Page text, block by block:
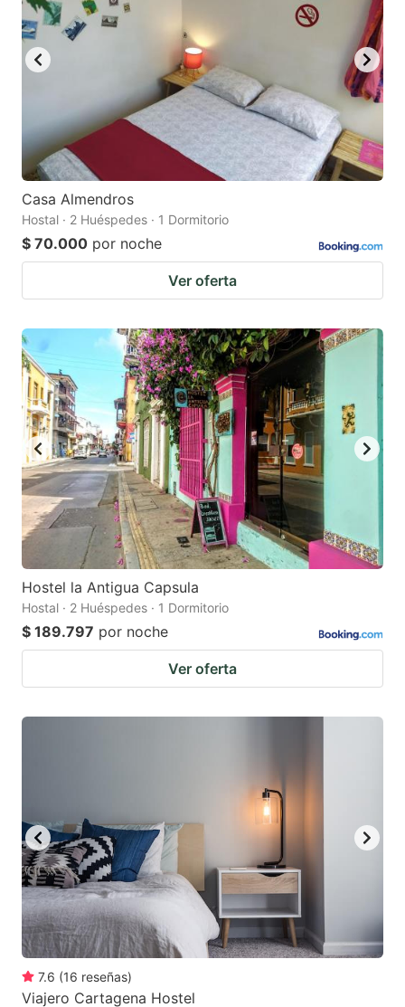
Casa Almendros
Hostal · 2 Huéspedes · 1 Dormitorio
$ 70.000 por noche
Ver oferta
Hostel la Antigua Capsula
Hostal · 2 Huéspedes · 1 Dormitorio
$ 189.797 por noche
Ver oferta
7.6 (16 reseñas)
Viajero Cartagena Hostel